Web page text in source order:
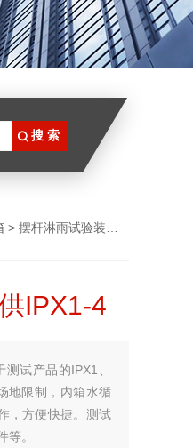
> 摆杆淋雨试验装置企业直供IPX1-4
IPX1-4
试产品的IPX1、
地限制，内箱水循
，方便快捷。测试
。